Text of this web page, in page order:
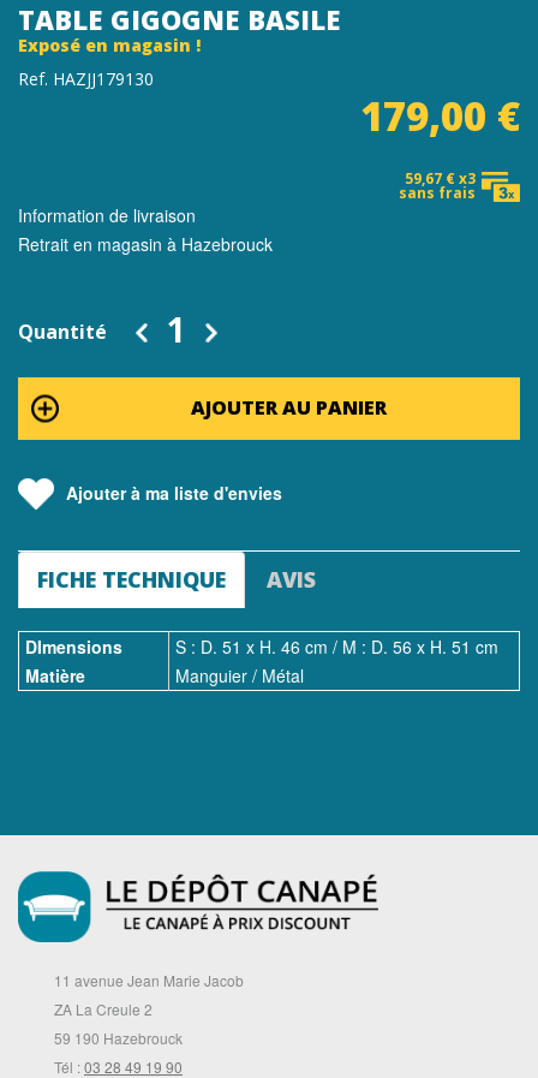
TABLE GIGOGNE BASILE
Exposé en magasin !
Ref. HAZJJ179130
179,00 €
59,67 € x3
sans frais
Information de livraison
Retrait en magasin à Hazebrouck
Quantité
AJOUTER AU PANIER
Ajouter à ma liste d'envies
FICHE TECHNIQUE AVIS
DImensions
S : D. 51 x H. 46 cm / M : D. 56 x H. 51 cm
Matière
Manguier / Métal
11 avenue Jean Marie Jacob
ZA La Creule 2
59 190 Hazebrouck
Tél :03 28 49 19 90